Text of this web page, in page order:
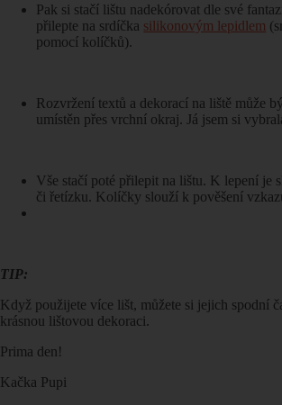
Pak si stačí lištu nadekórovat dle své
přilepte na srdíčka silikonovým lepidlem
pomocí kolíčků).
Rozvržení textů a dekorací na liště může
umístěn přes vrchní okraj. Já jsem si
Vše stačí poté přilepit na lištu. K lepení je
či řetízku. Kolíčky slouží k pověšení
TIP:
Když použijete více lišt, můžete si jejich spodní
krásnou lištovou dekoraci.
Prima den!
Kačka Pupi